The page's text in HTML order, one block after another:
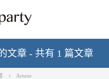
文章 - 共有 1 篇文章
Artune